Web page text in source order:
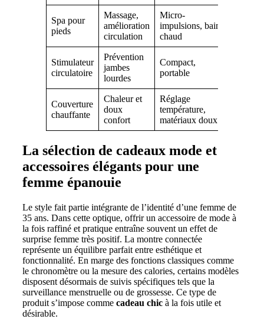
Spa pour
pieds
Massage,
amélioration
circulation
Micro-
impulsions, bain
chaud
Stimulateur
circulatoire
Prévention
jambes
lourdes
Compact,
portable
Couverture
chauffante
Chaleur et
doux
confort
Réglage
température,
matériaux doux
La sélection de cadeaux mode et
accessoires élégants pour une
femme épanouie
Le style fait partie intégrante de l’identité d’une femme de
35 ans. Dans cette optique, offrir un accessoire de mode à
la fois raffiné et pratique entraîne souvent un effet de
surprise femme très positif. La montre connectée
représente un équilibre parfait entre esthétique et
fonctionnalité. En marge des fonctions classiques comme
le chronomètre ou la mesure des calories, certains modèles
disposent désormais de suivis spécifiques tels que la
surveillance menstruelle ou de grossesse. Ce type de
produit s’impose comme cadeau chic à la fois utile et
désirable.